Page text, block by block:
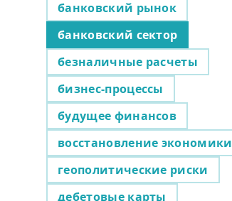
банковский рынок
банковский сектор
безналичные расчеты
бизнес-процессы
будущее финансов
восстановление экономики
геополитические риски
дебетовые карты